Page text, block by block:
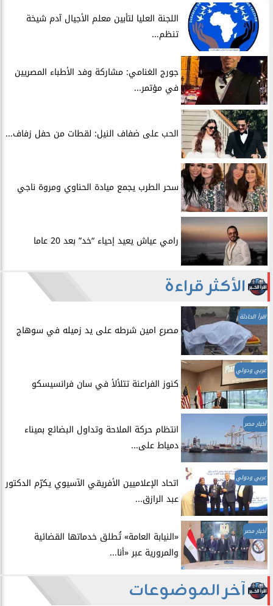
اللجنة العليا لتأبين معلم الأجيال آدم شيخة
تنظم...
جورج الغنامي: مشاركة وفد الأطباء المصريين
في مؤتمر...
الحب على ضفاف النيل: لقطات من حفل زفاف...
سحر الطرب يجمع ميادة الحناوي ومروة ناجي
رامي عياش يعيد إحياء “خد” بعد 20 عاما
الأكثر قراءة
اقرأ الحادثة
مصرع امين شرطه على يد زميله في سوهاج
عربي ودولي
​كنوز الفراعنة تتلألأ في سان فرانسيسكو
أخبار مصر
انتظام حركة الملاحة وتداول البضائع بميناء
دمياط على...
عربي ودولي
اتحاد الإعلاميين الأفريقي الآسيوي يكرّم الدكتور
عبد الرازق...
أخبار مصر
​«النيابة العامة» تُطلق خدماتها القضائية
والمرورية عبر «أنا...
آخر الموضوعات